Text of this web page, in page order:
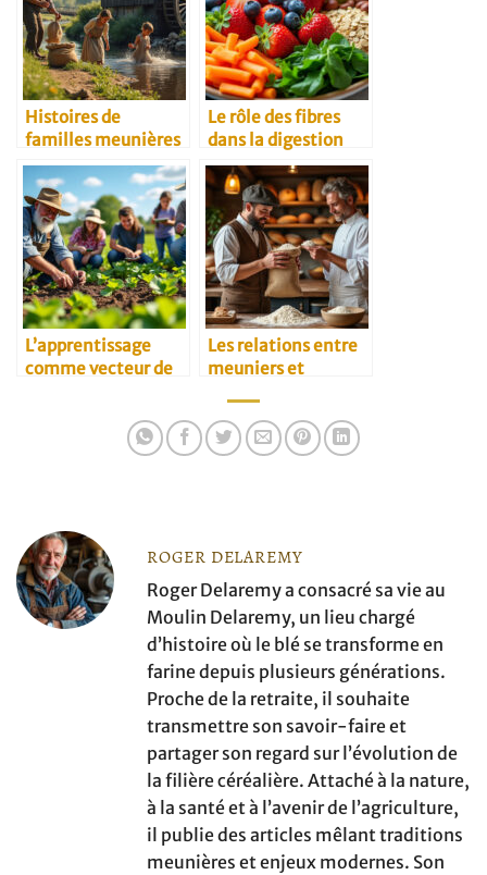
Histoires de
familles meunières
Le rôle des fibres
dans la digestion
L’apprentissage
comme vecteur de
Les relations entre
meuniers et
ROGER DELAREMY
Roger Delaremy a consacré sa vie au
Moulin Delaremy, un lieu chargé
d’histoire où le blé se transforme en
farine depuis plusieurs générations.
Proche de la retraite, il souhaite
transmettre son savoir-faire et
partager son regard sur l’évolution de
la filière céréalière. Attaché à la nature,
à la santé et à l’avenir de l’agriculture,
il publie des articles mêlant traditions
meunières et enjeux modernes. Son